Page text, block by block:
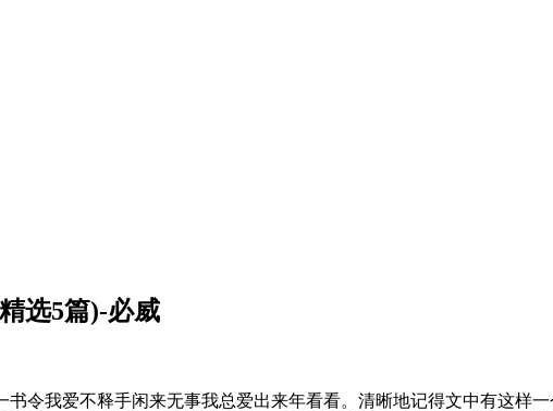
选5篇)-必威
令我爱不释手闲来无事我总爱出来年看看。清晰地记得文中有这样一